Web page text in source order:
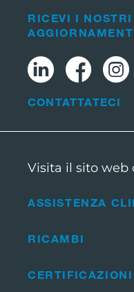
ASSISTENZA
RICAMBI
CERTIFICAZIONI
RICEVI I
CONTATTATECI
Visita il sito web